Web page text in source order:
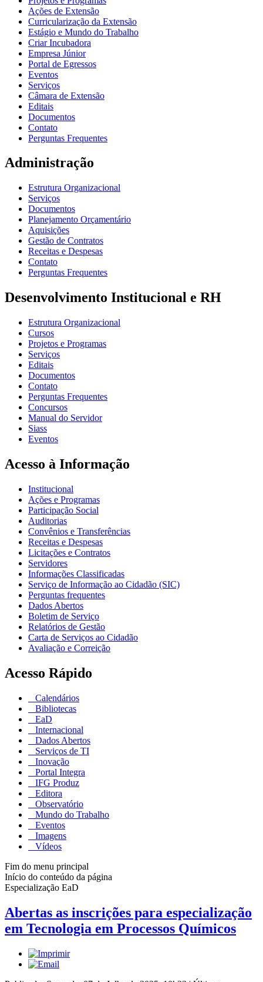
Ações de Extensão
Curricularização da Extensão
Estágio e Mundo do Trabalho
Criar Incubadora
Empresa Júnior
Portal de Egressos
Eventos
Serviços
Câmara de Extensão
Editais
Documentos
Contato
Perguntas Frequentes
Administração
Estrutura Organizacional
Serviços
Documentos
Planejamento Orçamentário
Aquisições
Gestão de Contratos
Receitas e Despesas
Contato
Perguntas Frequentes
Desenvolvimento Institucional e RH
Estrutura Organizacional
Cursos
Projetos e Programas
Serviços
Editais
Documentos
Contato
Perguntas Frequentes
Concursos
Manual do Servidor
Siass
Eventos
Acesso à Informação
Institucional
Ações e Programas
Participação Social
Auditorias
Convênios e Transferências
Receitas e Despesas
Licitações e Contratos
Servidores
Informações Classificadas
Serviço de Informação ao Cidadão (SIC)
Perguntas frequentes
Dados Abertos
Boletim de Serviço
Relatórios de Gestão
Carta de Serviços ao Cidadão
Avaliação e Correição
Acesso Rápido
Calendários
Bibliotecas
EaD
Internacional
Dados Abertos
Serviços de TI
Inovação
Portal Integra
IFG Produz
Editora
Observatório
Mundo do Trabalho
Eventos
Imagens
Vídeos
Fim do menu principal
Início do conteúdo da página
Especialização EaD
Abertas as inscrições para especialização
em Tecnologia em Processos Químicos